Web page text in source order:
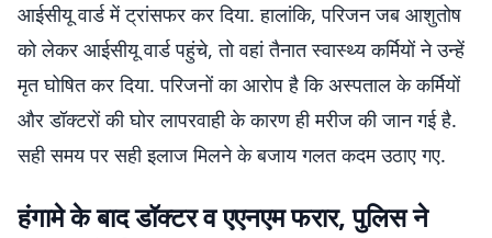
आईसीयू वार्ड में ट्रांसफर कर दिया. हालांकि, परिजन जब आशुतोष
को लेकर आईसीयू वार्ड पहुंचे, तो वहां तैनात स्वास्थ्य कर्मियों ने उन्हें
मृत घोषित कर दिया. परिजनों का आरोप है कि अस्पताल के कर्मियों
और डॉक्टरों की घोर लापरवाही के कारण ही मरीज की जान गई है.
सही समय पर सही इलाज मिलने के बजाय गलत कदम उठाए गए.
​हंगामे के बाद डॉक्टर व एएनएम फरार, पुलिस ने